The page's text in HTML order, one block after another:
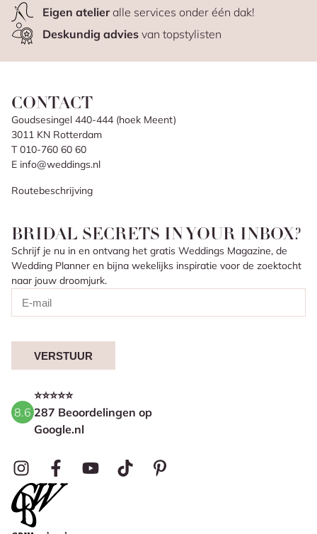
Eigen atelieralle services onder één dak!
Deskundig adviesvan topstylisten
CONTACT
Goudsesingel 440-444 (hoek Meent)
3011 KN Rotterdam
T 010-760 60 60
E info@weddings.nl
Routebeschrijving
BRIDAL SECRETS IN YOUR INBOX?
Schrijf je nu in en ontvang het gratis Weddings Magazine, de
Wedding Planner en bijna wekelijks inspiratie voor de zoektocht
naar jouw droomjurk.
VERSTUUR
8.6
⭐⭐⭐⭐⭐
287 Beoordelingen op
Google.nl